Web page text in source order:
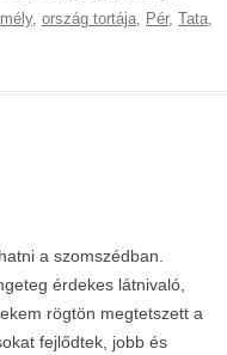
, ország tortája, Pér, Tata,
a szomszédban.
érdekes látnivaló,
rögtön megtetszett a
fejlődtek, jobb és